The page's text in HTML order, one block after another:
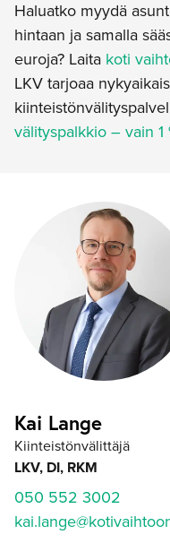
Haluatko myydä
hintaan ja samalla
euroja? Laita koti
LKV tarjoaa
välityspalkkio – vain 1
Kai Lange
Kiinteistönvälittäjä
LKV, DI, RKM
050 552 3002